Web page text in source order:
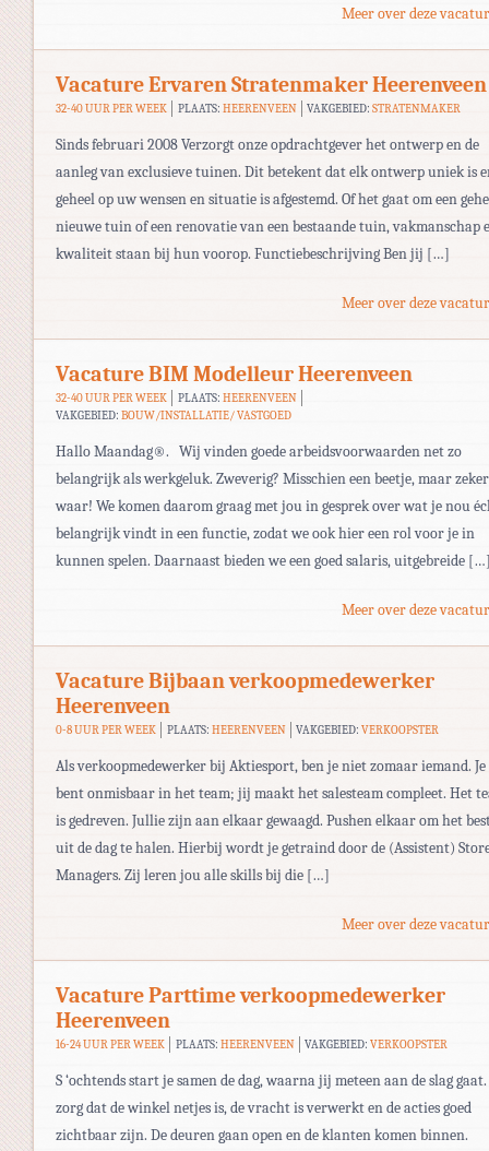
Meer over deze
Vacature Ervaren Stratenmaker Heerenveen
32-40 UUR PER WEEK PLAATS: HEERENVEEN VAKGEBIED:STRATENMAKER
Sinds februari 2008 Verzorgt onze opdrachtgever het ontwerp en de
aanleg van exclusieve tuinen. Dit betekent dat elk ontwerp uniek is
geheel op uw wensen en situatie is afgestemd. Of het gaat om een
nieuwe tuin of een renovatie van een bestaande tuin, vakmanschap
kwaliteit staan bij hun voorop. Functiebeschrijving Ben jij […]
Meer over deze
Vacature BIM Modelleur Heerenveen
32-40 UUR PER WEEK PLAATS: HEERENVEEN
VAKGEBIED: BOUW/INSTALLATIE/ VASTGOED
Hallo Maandag®. Wij vinden goede arbeidsvoorwaarden net zo
belangrijk als werkgeluk. Zweverig? Misschien een beetje, maar zeker
waar! We komen daarom graag met jou in gesprek over wat je nou
belangrijk vindt in een functie, zodat we ook hier een rol voor je in
kunnen spelen. Daarnaast bieden we een goed salaris, uitgebreide
Meer over deze
Vacature Bijbaan verkoopmedewerker
Heerenveen
0-8 UUR PER WEEK PLAATS: HEERENVEEN VAKGEBIED:VERKOOPSTER
Als verkoopmedewerker bij Aktiesport, ben je niet zomaar iemand. Je
bent onmisbaar in het team; jij maakt het salesteam compleet. Het
is gedreven. Jullie zijn aan elkaar gewaagd. Pushen elkaar om het
uit de dag te halen. Hierbij wordt je getraind door de (Assistent)
Managers. Zij leren jou alle skills bij die […]
Meer over deze
Vacature Parttime verkoopmedewerker
Heerenveen
16-24 UUR PER WEEK PLAATS: HEERENVEEN VAKGEBIED:VERKOOPSTER
S ‘ochtends start je samen de dag, waarna jij meteen aan de slag gaat.
zorg dat de winkel netjes is, de vracht is verwerkt en de acties goed
zichtbaar zijn. De deuren gaan open en de klanten komen binnen.